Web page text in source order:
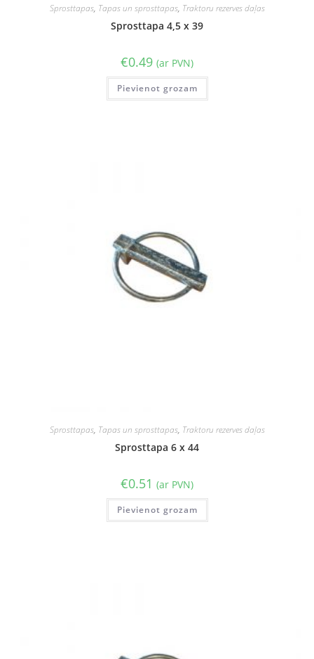
Sprosttapas, Tapas un sprosttapas, Traktoru rezerves daļas
Sprosttapa 4,5 x 39
€0.49 (ar PVN)
Pievienot grozam
Sprosttapas, Tapas un sprosttapas, Traktoru rezerves daļas
Sprosttapa 6 x 44
€0.51 (ar PVN)
Pievienot grozam